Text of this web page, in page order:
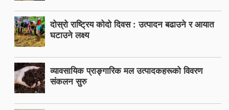
दोस्रो राष्ट्रिय कोदो दिवस : उत्पादन बढाउने र आयात
घटाउने लक्ष्य
व्यावसायिक प्राङ्गारिक मल उत्पादकहरूको विवरण
संकलन सुरु